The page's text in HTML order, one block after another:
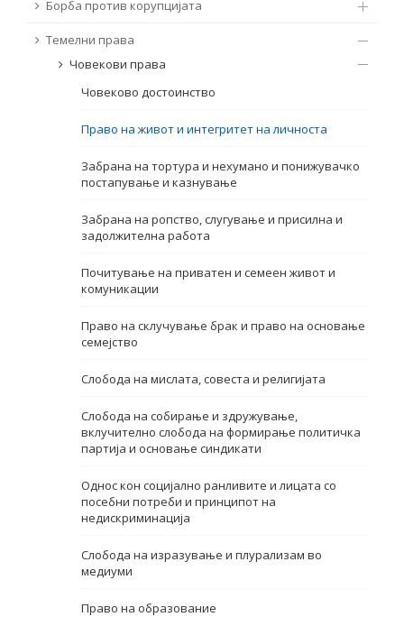
Од Мрежа 23
Датум на објавување
Име, опис или клучен збор
Борба против корупцијата
Темелни права
Човекови права
Човеково достоинство
Право на живот и интегритет на личноста
Забрана на тортура и нехумано и понижувачко
постапување и казнување
Забрана на ропство, слугување и присилна и
задолжителна работа
Почитување на приватен и семеен живот и
комуникации
Право на склучување брак и право на основање
семејство
Слобода на мислата, совеста и религијата
Слобода на собирање и здружување,
вклучително слобода на формирање политичка
партија и основање синдикати
Однос кон социјално ранливите и лицата со
посебни потреби и принципот на
недискриминација
Слобода на изразување и плурализам во
медиуми
Право на образование